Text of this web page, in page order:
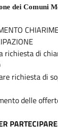
dei Comuni
richiesta di
richiesta di
delle